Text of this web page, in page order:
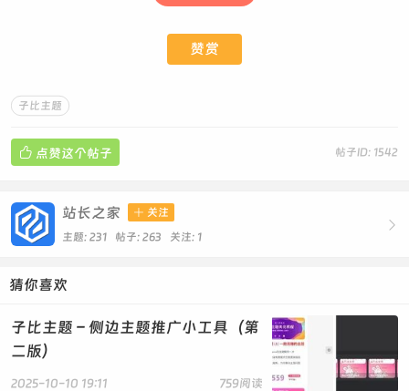
赞赏
子比主题
帖子ID: 1542
 点赞这个帖子

站长之家  关注
主题: 231 帖子: 263 关注: 1
猜你喜欢
子比主题 – 侧边主题推广小工具（第
二版）
759阅读
2025-10-10 19:11